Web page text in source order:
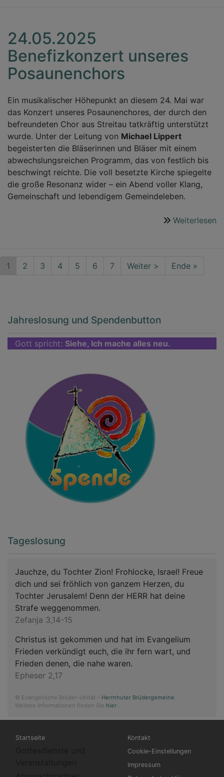
24.05.2025
Benefizkonzert unseres
Posaunenchors
Ein musikalischer Höhepunkt an diesem 24. Mai war
das Konzert unseres Posaunenchores, der durch den
befreundeten Chor aus Streitau tatkräftig unterstützt
wurde. Unter der Leitung von Michael Lippert
begeisterten die Bläserinnen und Bläser mit einem
abwechslungsreichen Programm, das von festlich bis
beschwingt reichte. Die voll besetzte Kirche spiegelte
die große Resonanz wider – ein Abend voller Klang,
Gemeinschaft und lebendigem Gemeindeleben.
Weiterlesen
Seitennummerierung
Aktuelle
1 Seite
2 Seite
3 Seite
4 Seite
5 Seite
6 Seite
7
Nächste
Weiter >
Last
Ende »
Jahreslosung und Spendenbutton
Gott spricht: Siehe, Ich mache alles neu.
Tageslosung
Jauchze, du Tochter Zion! Frohlocke, Israel! Freue
dich und sei fröhlich von ganzem Herzen, du
Tochter Jerusalem! Denn der HERR hat deine
Strafe weggenommen.
Zefanja 3,14-15
Christus ist gekommen und hat im Evangelium
Frieden verkündigt euch, die ihr fern wart, und
Frieden denen, die nahe waren.
Epheser 2,17
© Evangelische Brüder-Unität – Herrnhuter Brüdergemeine
Weitere Informationen finden Sie hier .
Hauptnavigation
Startseite Fußbereichsmenü
Kontakt
Cookie-Einstellungen
Impressum